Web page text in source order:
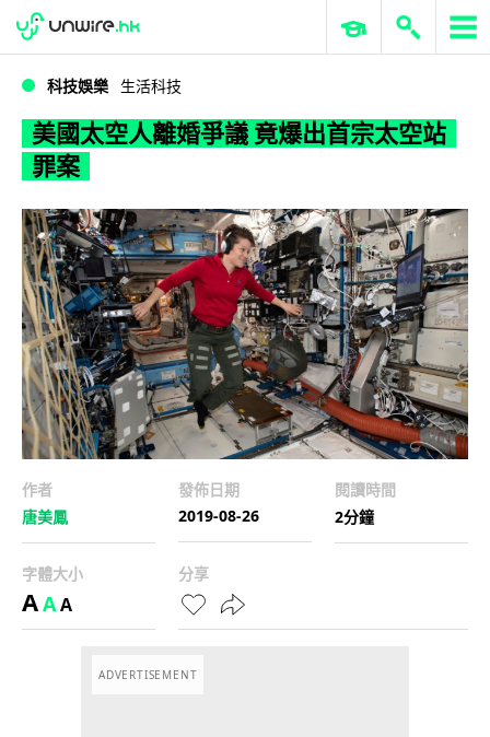
美國太空人離婚爭議 竟爆出首宗太空站罪案
WWDC 2026 ERP 與商業 AI
科技娛樂 生活科技
美國太空人離婚爭議 竟爆出首宗太空站
罪案
作者
唐美鳳
發佈日期
2019-08-26
閱讀時間
2分鐘
字體大小
AAA
分享
ADVERTISEMENT